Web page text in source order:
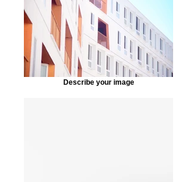
Describe your image